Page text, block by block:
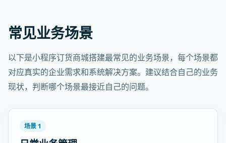
常见业务场景
以下是小程序订货商城搭建最常见的业务场景，每个场景都
对应真实的企业需求和系统解决方案。建议结合自己的业务
现状，判断哪个场景最接近自己的问题。
场景 1